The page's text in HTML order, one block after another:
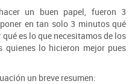
un buen papel, fueron 3
en tan solo 3 minutos qué
es lo que necesitamos de los
quienes lo hicieron mejor pues
un breve resumen: